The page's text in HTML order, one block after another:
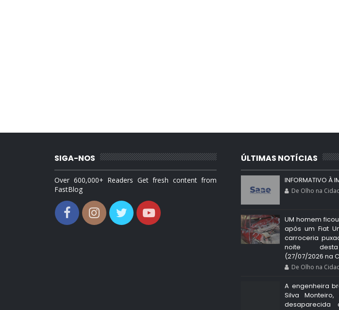
SIGA-NOS
Over 600,000+ Readers Get fresh content from
FastBlog
ÚLTIMAS NOTÍCIAS
INFORMATIVO À
De Olho na
UM homem
após um Fiat
carroceria
noite desta
(27/07/2026 na
De Olho na
A engenheira
Silva
desaparecida